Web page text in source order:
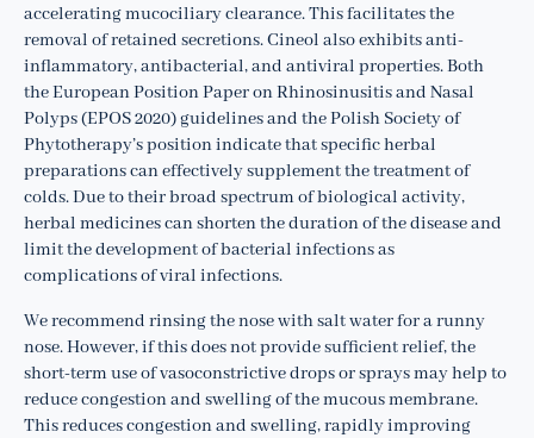
accelerating mucociliary clearance. This facilitates the
removal of retained secretions. Cineol also exhibits anti-
inflammatory, antibacterial, and antiviral properties. Both
the European Position Paper on Rhinosinusitis and Nasal
Polyps (EPOS 2020) guidelines and the Polish Society of
Phytotherapy’s position indicate that specific herbal
preparations can effectively supplement the treatment of
colds. Due to their broad spectrum of biological activity,
herbal medicines can shorten the duration of the disease and
limit the development of bacterial infections as
complications of viral infections.
We recommend rinsing the nose with salt water for a runny
nose. However, if this does not provide sufficient relief, the
short-term use of vasoconstrictive drops or sprays may help to
reduce congestion and swelling of the mucous membrane.
This reduces congestion and swelling, rapidly improving